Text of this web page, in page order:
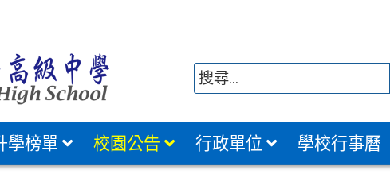
學榜單 校園公告 行政單位 學校行事曆